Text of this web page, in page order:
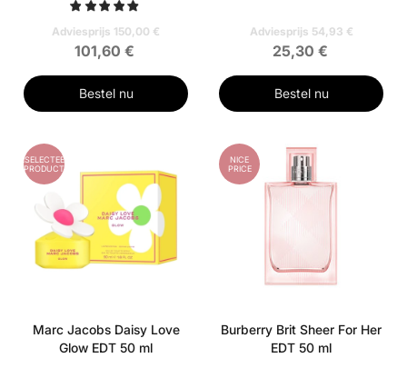
Adviesprijs 150,00 €
101,60 €
Bestel nu
Adviesprijs 54,93 €
25,30 €
Bestel nu
GESELECTEERD
PRODUCT
Marc Jacobs Daisy Love
Glow EDT 50 ml
NICE
PRICE
Burberry Brit Sheer For Her
EDT 50 ml